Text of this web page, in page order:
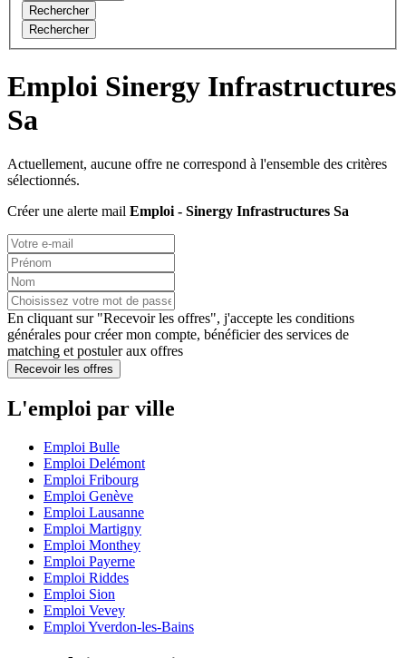
Rechercher
Rechercher
Emploi Sinergy Infrastructures
Sa
Actuellement, aucune offre ne correspond à l'ensemble des critères
sélectionnés.
Créer une alerte mail Emploi - Sinergy Infrastructures Sa
En cliquant sur "Recevoir les offres", j'accepte les conditions
générales pour créer mon compte, bénéficier des services de
matching et postuler aux offres
Recevoir les offres
L'emploi par ville
Emploi Bulle
Emploi Delémont
Emploi Fribourg
Emploi Genève
Emploi Lausanne
Emploi Martigny
Emploi Monthey
Emploi Payerne
Emploi Riddes
Emploi Sion
Emploi Vevey
Emploi Yverdon-les-Bains